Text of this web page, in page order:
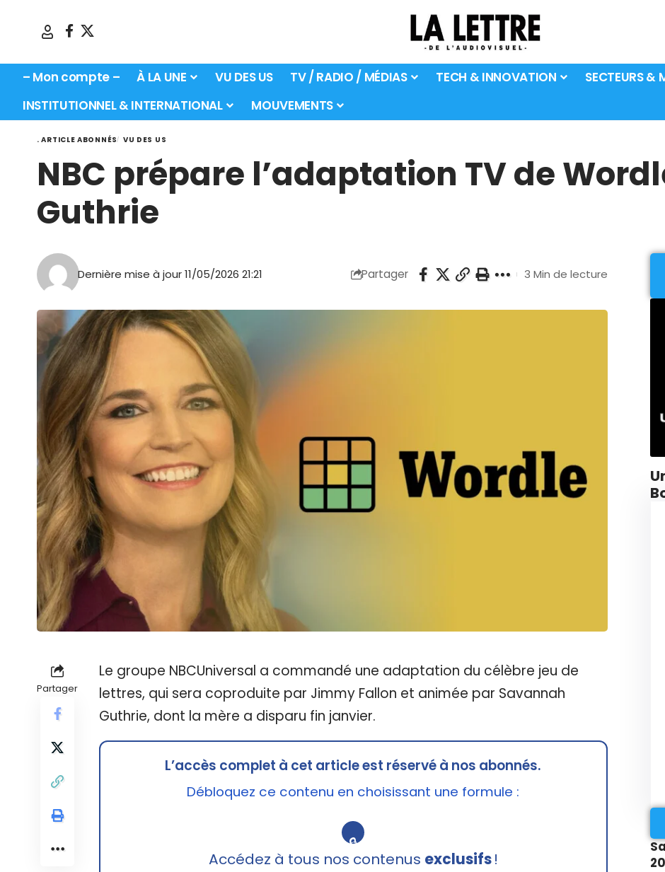
– Mon compte – À LA UNE VU DES US TV / RADIO / MÉDIAS TECH & INNOVATION
SECTEURS &
INSTITUTIONNEL & INTERNATIONAL
MOUVEMENTS
. ARTICLE ABONNÉS VU DES US
NBC prépare l’adaptation TV de
Guthrie
Dernière mise à jour 11/05/2026 21:21 Partager 3 Min de lecture
Partager
Le groupe NBCUniversal a commandé une adaptation du célèbre jeu de
lettres, qui sera coproduite par Jimmy Fallon et animée par Savannah
Guthrie, dont la mère a disparu fin janvier.
L’accès complet à cet article est réservé à nos abonnés.
Débloquez ce contenu en choisissant une formule :
🔒
Accédez à tous nos contenus exclusifs!